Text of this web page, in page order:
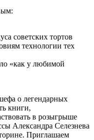
советских тортов
технологии тех
«как у любимой
о легендарных
книги,
в розыгрыше
Александра Селезнева
Приглашаем